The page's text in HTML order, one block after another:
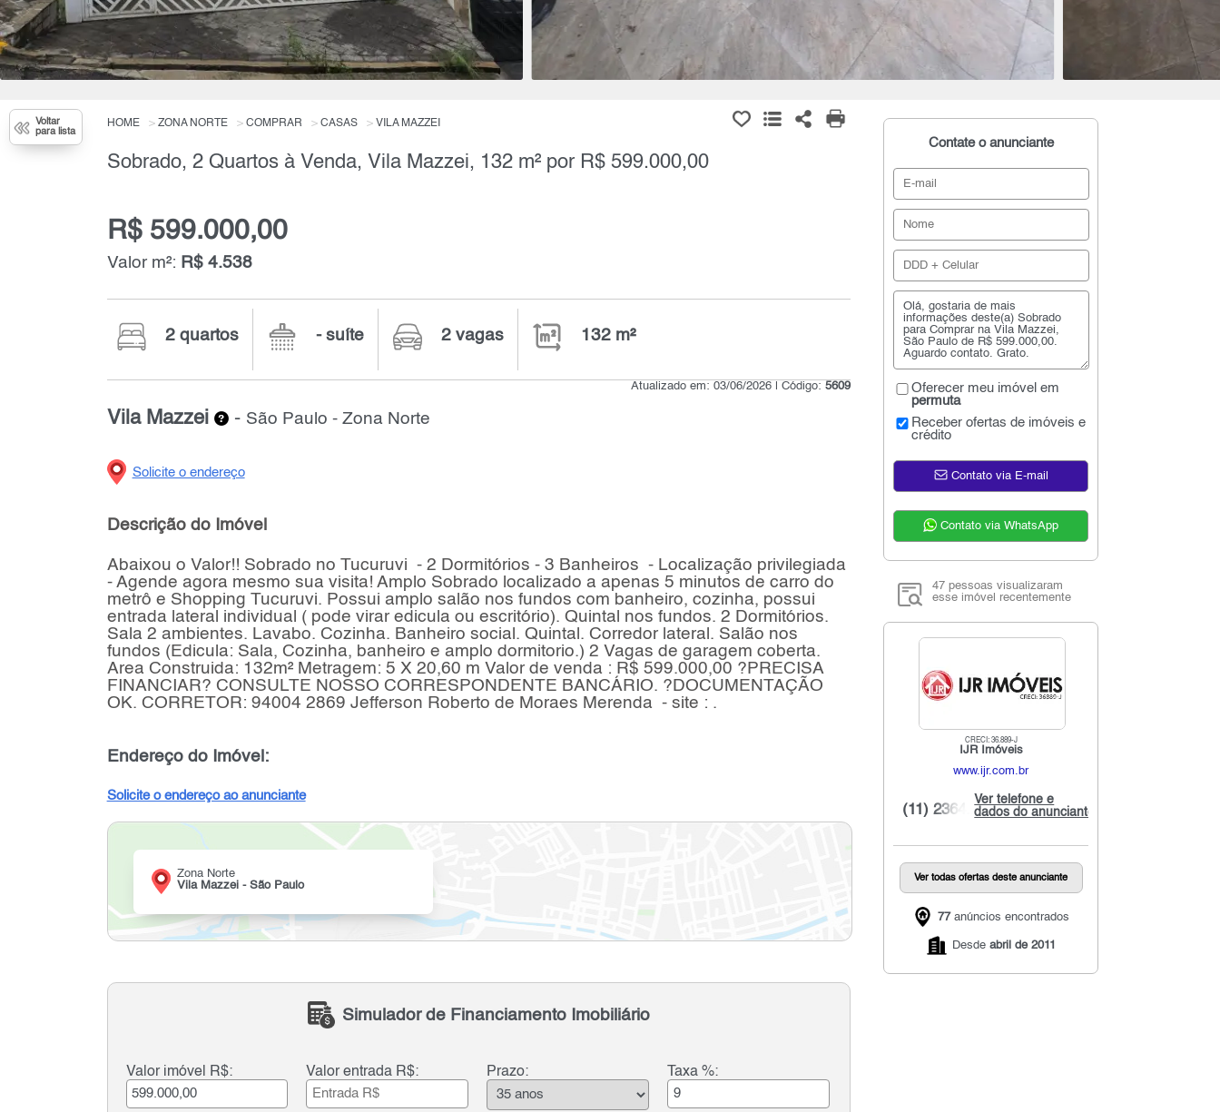
Voltar
para lista
HOME ZONA NORTE COMPRAR CASAS VILA MAZZEI
Sobrado, 2 Quartos à Venda, Vila Mazzei, 132 m² por R$ 599.000,00
R$ 599.000,00
Valor m²: R$ 4.538
2 quartos - suíte 2 vagas 132 m²
Atualizado em: 03/06/2026 | Código:5609
Vila Mazzei - São Paulo - Zona Norte
Solicite o endereço
Descrição do Imóvel
Abaixou o Valor!! Sobrado no Tucuruvi - 2 Dormitórios - 3 Banheiros - Localização privilegiada
- Agende agora mesmo sua visita! Amplo Sobrado localizado a apenas 5 minutos de carro do
metrô e Shopping Tucuruvi. Possui amplo salão nos fundos com banheiro, cozinha, possui
entrada lateral individual ( pode virar edicula ou escritório). Quintal nos fundos. 2 Dormitórios.
Sala 2 ambientes. Lavabo. Cozinha. Banheiro social. Quintal. Corredor lateral. Salão nos
fundos (Edicula: Sala, Cozinha, banheiro e amplo dormitorio.) 2 Vagas de garagem coberta.
Area Construida: 132m² Metragem: 5 X 20,60 m Valor de venda : R$ 599.000,00 ?PRECISA
FINANCIAR? CONSULTE NOSSO CORRESPONDENTE BANCÁRIO. ?DOCUMENTAÇÃO
OK. CORRETOR: 94004 2869 Jefferson Roberto de Moraes Merenda - site : .
Endereço do Imóvel:
Solicite o endereço ao anunciante
Zona Norte
Vila Mazzei - São Paulo
Simulador de Financiamento Imobiliário
Valor imóvel R$: Valor entrada R$: Prazo: Taxa %:
Contate o anunciante
Oferecer meu imóvel em
permuta
Receber ofertas de imóveis e
crédito
Contato via E-mail
Contato via WhatsApp
47 pessoas visualizaram
esse imóvel recentemente
CRECI: 36.889-J
IJR Imóveis
www.ijr.com.br
Ver telefone e
dados do anunciante
(11) 2364...
Ver todas ofertas deste anunciante
77anúncios encontrados
Desde abril de 2011